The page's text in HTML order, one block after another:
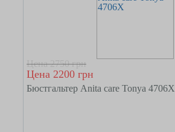
Цена 2750 грн
Цена 2200 грн
Бюстгальтер Anita care Tonya 4706Х